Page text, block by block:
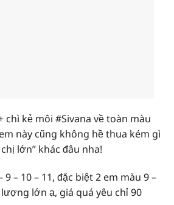
chì kẻ môi #Sivana về toàn màu
này cũng không hề thua kém gì
lớn” khác đâu nha!
9 – 10 – 11, đặc biệt 2 em màu 9 –
lớn ạ, giá quá yêu chỉ 90